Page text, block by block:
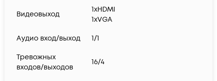
Видеовыход
1xHDMI
1xVGA
Aудио вход/выход 1/1
Тревожных
входов/выходов
16/4